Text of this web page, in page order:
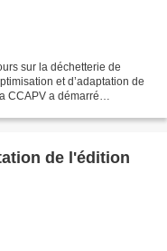
sur la déchetterie de
et d’adaptation de
CCAPV a démarré